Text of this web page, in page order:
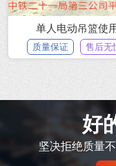
锌吊篮使用
售后无忧
好
坚决拒绝质量